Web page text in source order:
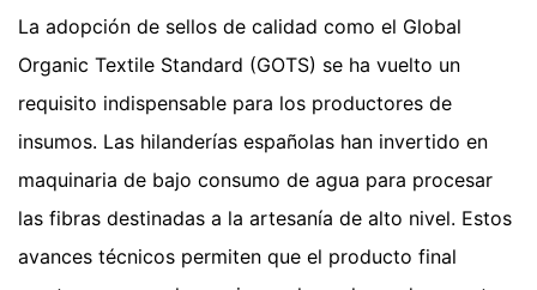
La adopción de sellos de calidad como el Global
Organic Textile Standard (GOTS) se ha vuelto un
requisito indispensable para los productores de
insumos. Las hilanderías españolas han invertido en
maquinaria de bajo consumo de agua para procesar
las fibras destinadas a la artesanía de alto nivel. Estos
avances técnicos permiten que el producto final